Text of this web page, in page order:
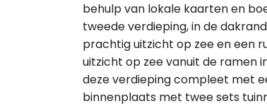
behulp van lokale kaarten en
tweede verdieping, in de
prachtig uitzicht op zee en een
uitzicht op zee vanuit de ramen
deze verdieping compleet met
binnenplaats met twee sets